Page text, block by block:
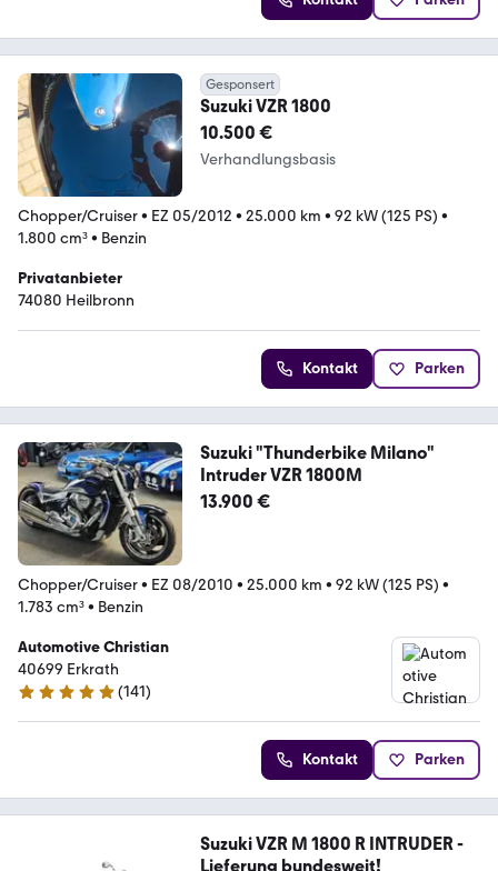
Gesponsert
Suzuki VZR 1800
10.500 €
Verhandlungsbasis
Chopper/Cruiser• EZ 05/2012 • 25.000 km • 92 kW (125 PS) •
1.800 cm³• Benzin
Privatanbieter
74080 Heilbronn
Kontakt Parken
Suzuki "Thunderbike Milano"
Intruder VZR 1800M
13.900 €
Chopper/Cruiser• EZ 08/2010 • 25.000 km • 92 kW (125 PS) •
1.783 cm³• Benzin
Automotive Christian
40699 Erkrath
5 Sterne
(141)
Kontakt Parken
Suzuki VZR M 1800 R INTRUDER -
Lieferung bundesweit!